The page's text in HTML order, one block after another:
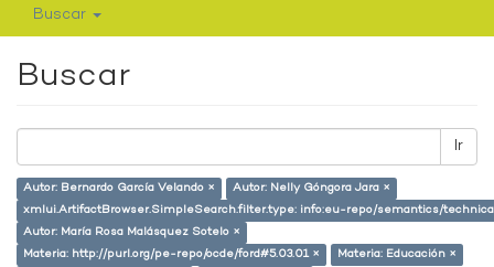
Buscar
Buscar
Ir
Autor: Bernardo García Velando ×
Autor: Nelly Góngora Jara ×
xmlui.ArtifactBrowser.SimpleSearch.filter.type: info:eu-repo/semantics/
Autor: María Rosa Malásquez Sotelo ×
Materia: http://purl.org/pe-repo/ocde/ford#5.03.01 ×
Materia: Educación ×